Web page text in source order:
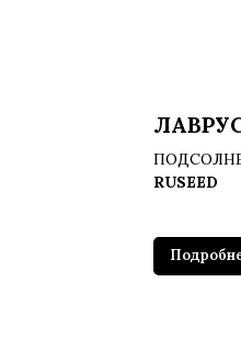
RUSEED